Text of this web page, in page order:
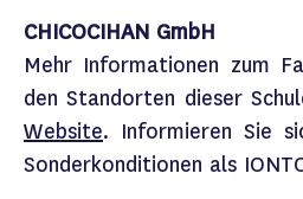
CHICOCIHAN GmbH
Mehr Informationen zum
den Standorten dieser
Website.​ Informieren Sie
Sonderkonditionen als